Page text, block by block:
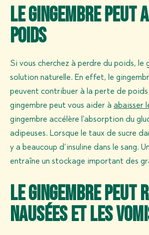
n
t
n
t
Le gingembre peut
poids
Si vous cherchez à perdre du poids, le
solution naturelle. En effet, le
peuvent contribuer à la perte de
gingembre peut vous aider à abaisser
gingembre accélère l’absorption du
adipeuses. Lorsque le taux de sucre
y a beaucoup d’insuline dans le sang.
entraîne un stockage important des
Le gingembre peut
nausées et les